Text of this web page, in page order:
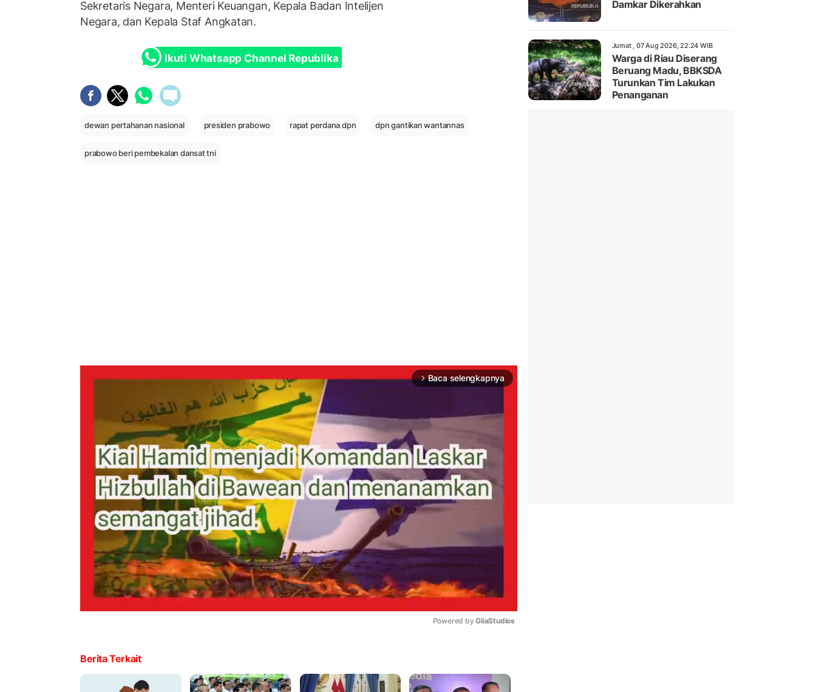
Sekretaris Negara, Menteri Keuangan, Kepala Badan Intelijen
Negara, dan Kepala Staf Angkatan.
Ikuti Whatsapp Channel Republika
dewan pertahanan nasional presiden prabowo rapat perdana dpn dpn gantikan wantannas
prabowo beri pembekalan dansat tni
arrow_forward_ios Baca selengkapnya
Powered by GliaStudios
Berita Terkait
Damkar Dikerahkan
Jumat , 07 Aug 2026, 22:24 WIB
Warga di Riau Diserang
Beruang Madu, BBKSDA
Turunkan Tim Lakukan
Penanganan